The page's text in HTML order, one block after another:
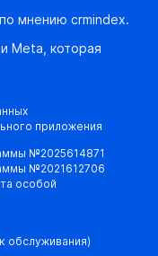
мнению crmindex.
Meta, которая
приложения
№2025614871
№2021612706
особой
обслуживания)